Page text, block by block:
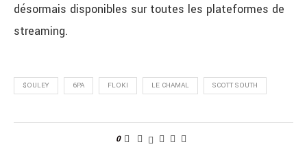
désormais disponibles sur toutes les plateformes de
streaming.
$OULEY 6PA FLOKI LE CHAMAL SCOTT SOUTH
0